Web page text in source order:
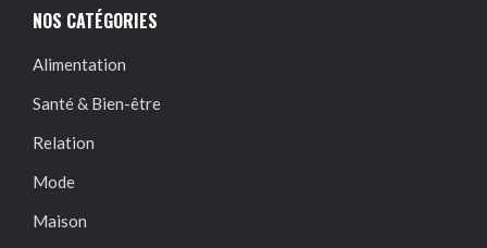
NOS CATÉGORIES
Alimentation
Santé & Bien-être
Relation
Mode
Maison